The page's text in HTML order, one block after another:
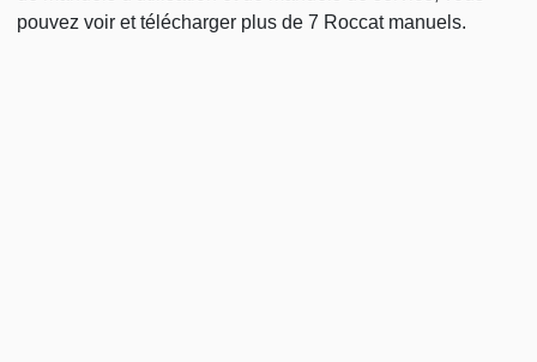
pouvez voir et télécharger plus de 7 Roccat manuels.